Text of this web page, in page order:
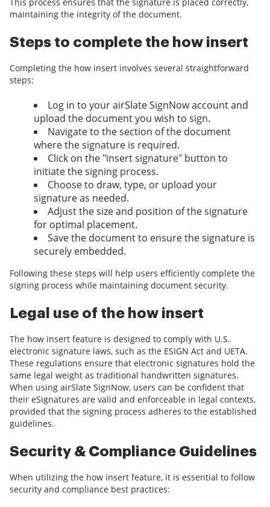
maintaining the integrity of the document.
Steps to complete the how insert
Completing the how insert involves several straightforward
steps:
Log in to your airSlate SignNow account and
upload the document you wish to sign.
Navigate to the section of the document
where the signature is required.
Click on the "insert signature" button to
initiate the signing process.
Choose to draw, type, or upload your
signature as needed.
Adjust the size and position of the signature
for optimal placement.
Save the document to ensure the signature is
securely embedded.
Following these steps will help users efficiently complete the
signing process while maintaining document security.
Legal use of the how insert
The how insert feature is designed to comply with U.S.
electronic signature laws, such as the ESIGN Act and UETA.
These regulations ensure that electronic signatures hold the
same legal weight as traditional handwritten signatures.
When using airSlate SignNow, users can be confident that
their eSignatures are valid and enforceable in legal contexts,
provided that the signing process adheres to the established
guidelines.
Security & Compliance Guidelines
When utilizing the how insert feature, it is essential to follow
security and compliance best practices: